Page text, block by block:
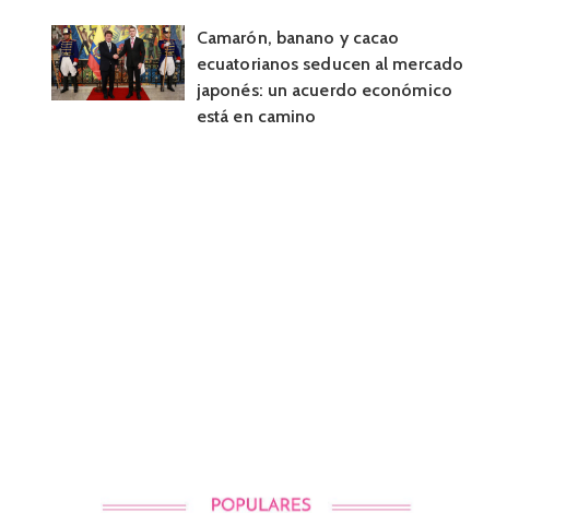
Camarón, banano y cacao
ecuatorianos seducen al mercado
japonés: un acuerdo económico
está en camino